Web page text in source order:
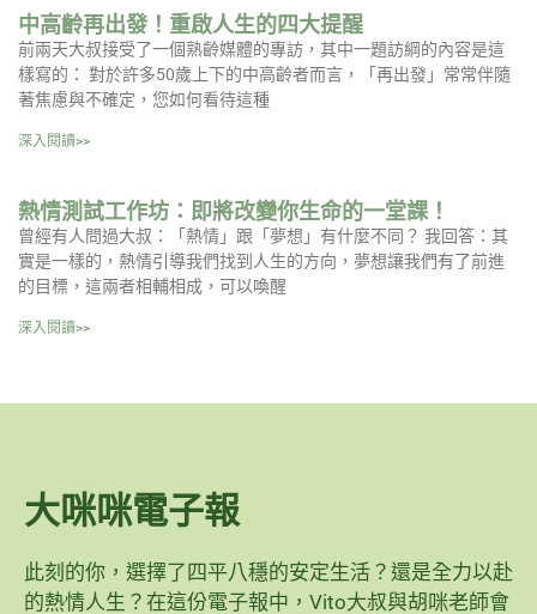
中高齡再出發！重啟人生的四大提醒
前兩天大叔接受了一個熟齡媒體的專訪，其中一題訪綱的內容是這
樣寫的： 對於許多50歲上下的中高齡者而言，「再出發」常常伴隨
著焦慮與不確定，您如何看待這種
深入閱讀>>
熱情測試工作坊：即將改變你生命的一堂課！
曾經有人問過大叔：「熱情」跟「夢想」有什麼不同？ 我回答：其
實是一樣的，熱情引導我們找到人生的方向，夢想讓我們有了前進
的目標，這兩者相輔相成，可以喚醒
深入閱讀>>
大咪咪電子報
此刻的你，選擇了四平八穩的安定生活？還是全力以赴
的熱情人生？在這份電子報中，Vito大叔與胡咪老師會